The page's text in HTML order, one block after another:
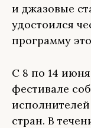
и джазовые
удостоился
программу
С 8 по 14
фестивале
стран. В